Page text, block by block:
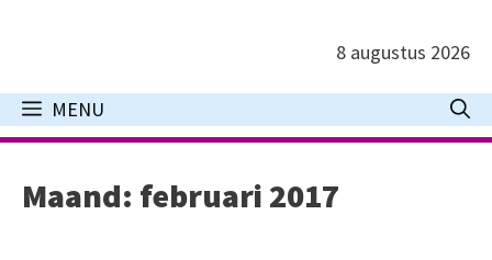
inhoud
8 augustus 2026
MENU
Maand: februari 2017